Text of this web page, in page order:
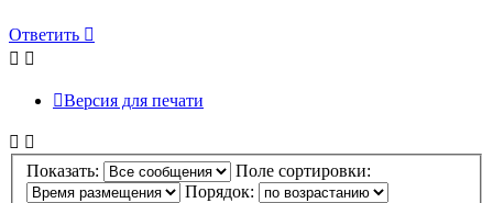
Ответить
Версия для печати
Показать:
Поле сортировки:
Порядок: